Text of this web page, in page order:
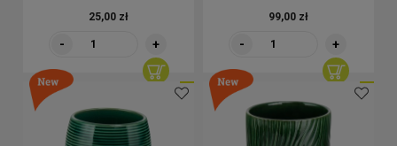
25,00 zł
- +
99,00 zł
- +